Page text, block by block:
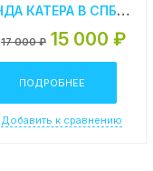
АРЕНДА КАТЕРА В СПБ «БАЛИ»
17 000 ₽ 15 000 ₽
ПОДРОБНЕЕ
Добавить к сравнению